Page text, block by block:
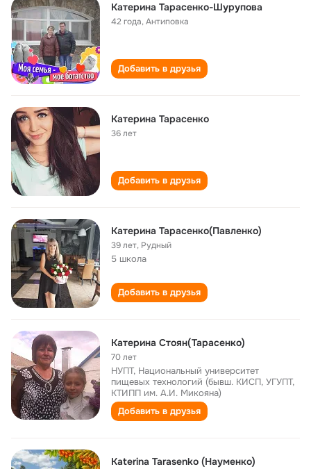
Катерина Тарасенко-Шурупова
42 года,Антиповка
Добавить в друзья
Катерина Тарасенко
36 лет
Добавить в друзья
Катерина Тарасенко(Павленко)
39 лет, Рудный
5 школа
Добавить в друзья
Катерина Стоян(Тарасенко)
70 лет
НУПТ, Национальный университет
пищевых технологий (бывш. КИСП, УГУПТ,
КТИПП им. А.И. Микояна)
Добавить в друзья
Кaterina Tarasenko (Науменко)